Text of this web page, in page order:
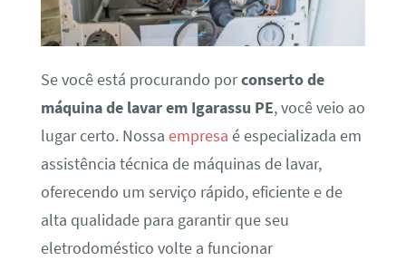
Se você está procurando porconserto de
máquina de lavar em Igarassu PE, você veio ao
lugar certo. Nossa empresa é especializada em
assistência técnica de máquinas de lavar,
oferecendo um serviço rápido, eficiente e de
alta qualidade para garantir que seu
eletrodoméstico volte a funcionar